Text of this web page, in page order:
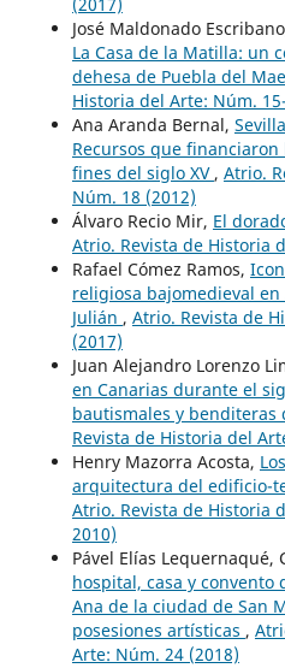
José Maldonado
La Casa de la Matilla: un
dehesa de Puebla del
Historia del Arte: Núm.
Ana Aranda Bernal,
Recursos que
fines del siglo XV , Atrio.
Núm. 18 (2012)
Álvaro Recio Mir, El
Atrio. Revista de Historia
Rafael Cómez Ramos,
religiosa bajomedieval
Julián , Atrio. Revista de
(2017)
Juan Alejandro Lorenzo
en Canarias durante el
bautismales y benditeras
Revista de Historia del
Henry Mazorra Acosta,
arquitectura del edificio-
Atrio. Revista de Historia
2010)
Pável Elías Lequernaqué,
hospital, casa y convento
Ana de la ciudad de San
posesiones artísticas ,
Arte: Núm. 24 (2018)